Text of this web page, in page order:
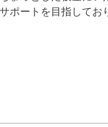
ポートを目指してお